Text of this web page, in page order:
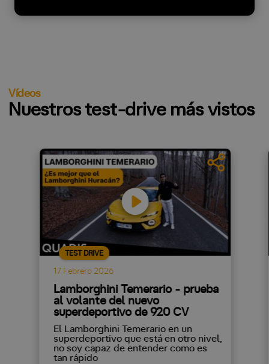
Vídeos
Nuestros test-drive más vistos
TEST DRIVE
17 Febrero 2026
Lamborghini Temerario - prueba
al volante del nuevo
superdeportivo de 920 CV
El Lamborghini Temerario en un
superdeportivo que está en otro nivel,
no soy capaz de entender como es
tan rápido